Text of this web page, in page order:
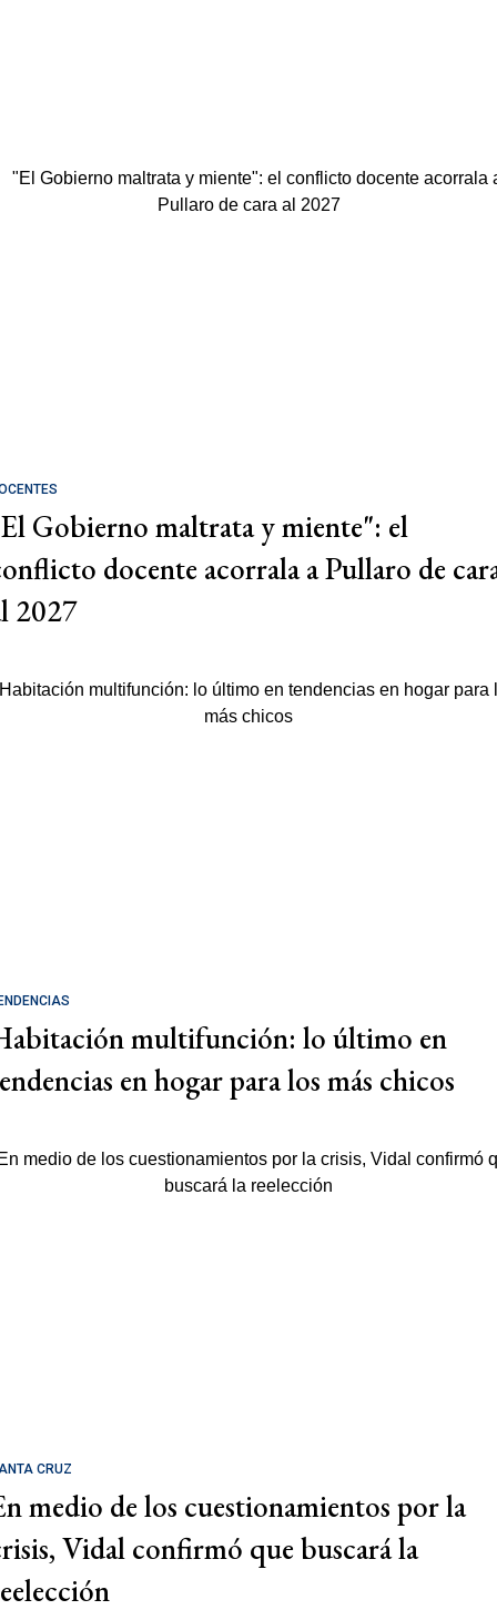
Gobierno maltrata y miente": el
docente acorrala a Pullaro de
2027
multifunción: lo último en
en hogar para los más chicos
CRUZ
medio de los cuestionamientos por la
Vidal confirmó que buscará la